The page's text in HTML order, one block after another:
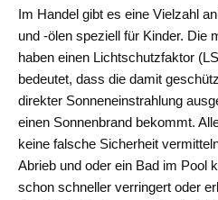
Im Handel gibt es eine Vielzahl
und -ölen speziell für Kinder. Die
haben einen Lichtschutzfaktor
bedeutet, dass die damit
direkter Sonneneinstrahlung
einen Sonnenbrand bekommt.
keine falsche Sicherheit
Abrieb und oder ein Bad im Pool
schon schneller verringert oder